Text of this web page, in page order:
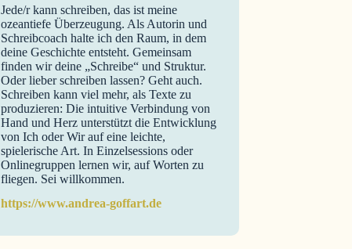
Jede/r kann schreiben, das ist meine
ozeantiefe Überzeugung. Als Autorin und
Schreibcoach halte ich den Raum, in dem
deine Geschichte entsteht. Gemeinsam
finden wir deine „Schreibe“ und Struktur.
Oder lieber schreiben lassen? Geht auch.
Schreiben kann viel mehr, als Texte zu
produzieren: Die intuitive Verbindung von
Hand und Herz unterstützt die Entwicklung
von Ich oder Wir auf eine leichte,
spielerische Art. In Einzelsessions oder
Onlinegruppen lernen wir, auf Worten zu
fliegen. Sei willkommen.
https://www.andrea-goffart.de